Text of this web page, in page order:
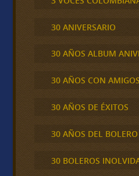
30 ANIVERSARIO
30 AÑOS ALBUM
30 AÑOS CON AMIGOS
30 AÑOS DE ÉXITOS
30 AÑOS DEL
30 BOLEROS